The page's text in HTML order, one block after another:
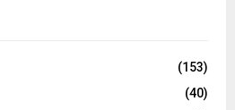
(153)
(40)